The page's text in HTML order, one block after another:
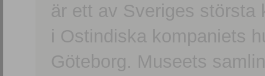
är ett av Sveriges största
i Ostindiska kompaniets
Göteborg. Museets